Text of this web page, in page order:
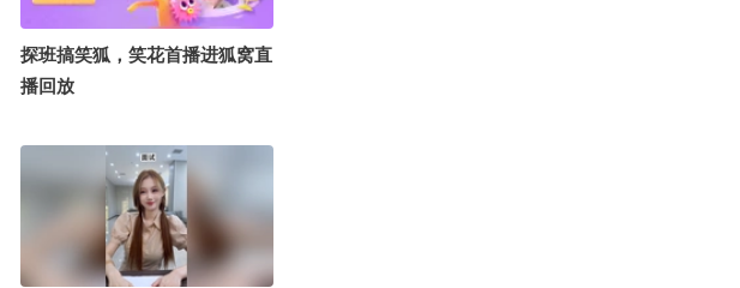
探班搞笑狐，笑花首播进狐窝直
播回放